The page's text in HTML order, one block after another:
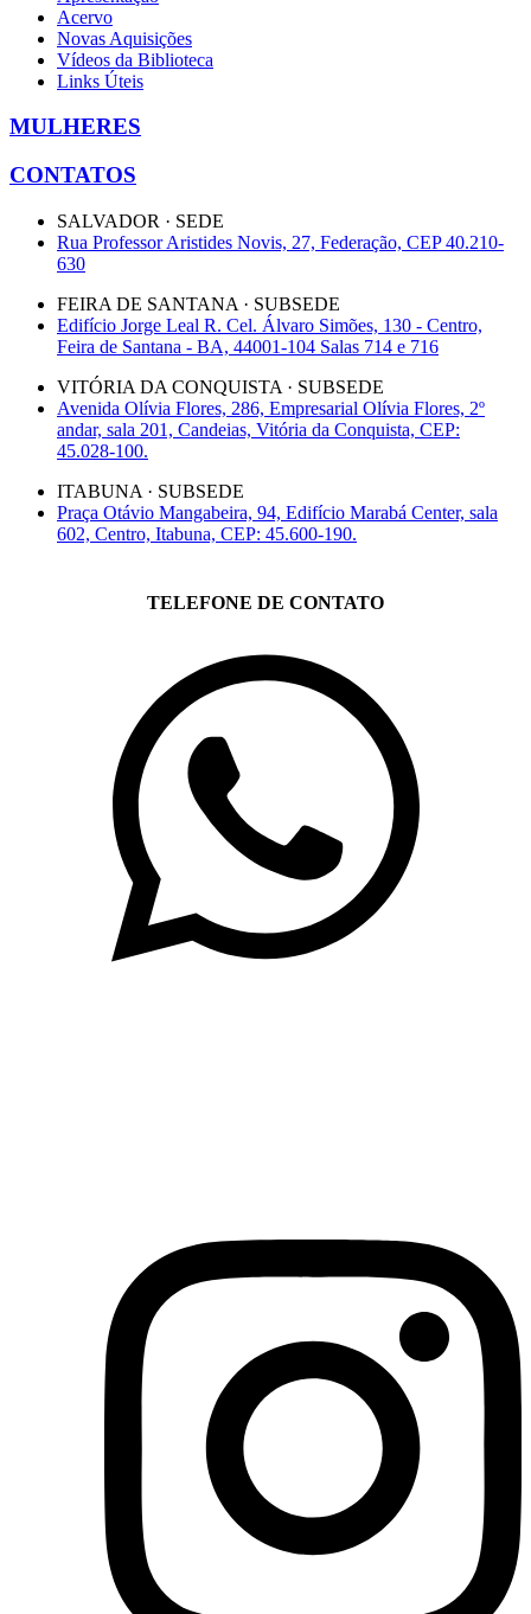
Acervo
Novas Aquisições
Vídeos da Biblioteca
Links Úteis
MULHERES
CONTATOS
SALVADOR · SEDE
Rua Professor Aristides Novis, 27, Federação, CEP 40.210-
630
FEIRA DE SANTANA · SUBSEDE
Edifício Jorge Leal R. Cel. Álvaro Simões, 130 - Centro,
Feira de Santana - BA, 44001-104 Salas 714 e 716
VITÓRIA DA CONQUISTA · SUBSEDE
Avenida Olívia Flores, 286, Empresarial Olívia Flores, 2º
andar, sala 201, Candeias, Vitória da Conquista, CEP:
45.028-100.
ITABUNA · SUBSEDE
Praça Otávio Mangabeira, 94, Edifício Marabá Center, sala
602, Centro, Itabuna, CEP: 45.600-190.
TELEFONE DE CONTATO